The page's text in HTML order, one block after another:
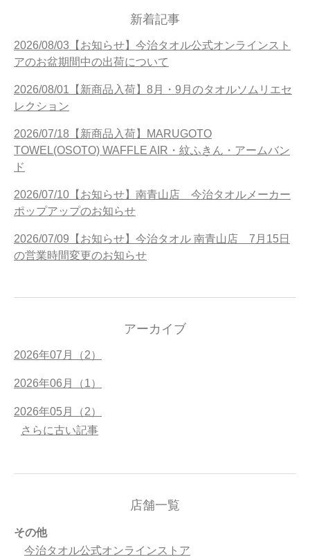
新着記事
2026/08/03【お知らせ】今治タオル公式オンラインスト
アのお盆期間中の出荷について
2026/08/01【新商品入荷】8月・9月のタオルソムリエセ
レクション
2026/07/18【新商品入荷】MARUGOTO
TOWEL(OSOTO) WAFFLE AIR・紋ふきん・アームバン
ド
2026/07/10【お知らせ】南青山店 今治タオルメーカー
ポップアップのお知らせ
2026/07/09【お知らせ】今治タオル 南青山店 7月15日
の営業時間変更のお知らせ
アーカイブ
2026年07月（2）
2026年06月（1）
2026年05月（2）
さらに古い記事
店舗一覧
その他
今治タオル公式オンラインストア